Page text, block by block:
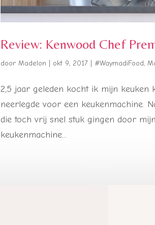
Review: Kenwood Chef
doorMadelon okt 9, 2017 #WaymadiFood,
2,5 jaar geleden kocht ik mijn keuken
neerlegde voor een keukenmachine.
die toch vrij snel stuk gingen door
keukenmachine...